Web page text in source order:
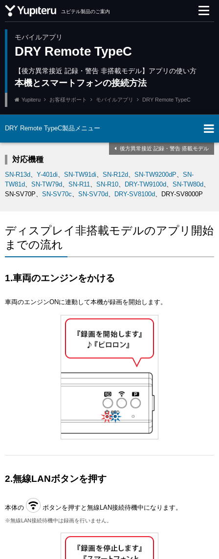
ユピテル製品のご案内
モバイルアプリ
DRY Remote TypeC
【後方異常接近 記録・警告 非搭載モデル】アプリの使い方
本機とスマートフォンの接続方法
Yupiteru お客様サポート モバイルアプリ DRY Remote TypeC
DRY Remote TypeC製品メニュー
後方異常接近 記録・警告 搭載モデル
対応機種
SN-R13d Y-401di SN-TW91di SN-R12d SN-TW9200dP
SN-
TW81d
SN-TW79d SN-R11 SN-R10 DRY-TW9100d SN-TW80d
SN-SV70P、 SN-SV70c SN-SV70d DRY-SV8100d 、DRY-SV8000P
ディスプレイ非搭載モデルのアプリ開始
までの流れ
1.車両のエンジンをかける
車両のエンジンONに連動して本機が録画を開始します。
2.無線LANボタンを押す
本体の ボタンを押すと無線LAN接続待機中になります。
※無線LAN接続待機中は録画を行いません。